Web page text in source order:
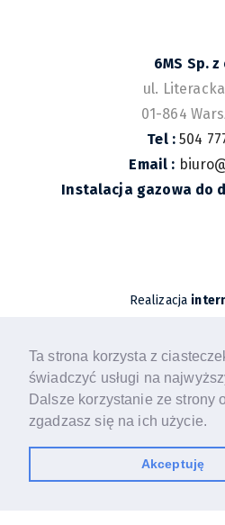
Ta strona korzysta z
świadczyć usługi na
Dalsze korzystanie ze strony
zgadzasz się na ich użycie.
Akceptuję
6MS Sp. z
ul.
01-864
Tel :504
Email :
Instalacja gazowa do
Realizacja